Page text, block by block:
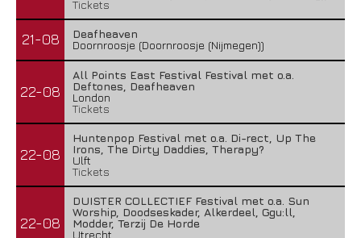
Tickets
21-08
Deafheaven
Doornroosje (Doornroosje (Nijmegen))
22-08
All Points East Festival Festival met o.a.
Deftones, Deafheaven
London
Tickets
22-08
Huntenpop Festival met o.a. Di-rect, Up The
Irons, The Dirty Daddies, Therapy?
Ulft
Tickets
22-08
DUISTER COLLECTIEF Festival met o.a. Sun
Worship, Doodseskader, Alkerdeel, Ggu:ll,
Modder, Terzij De Horde
Utrecht